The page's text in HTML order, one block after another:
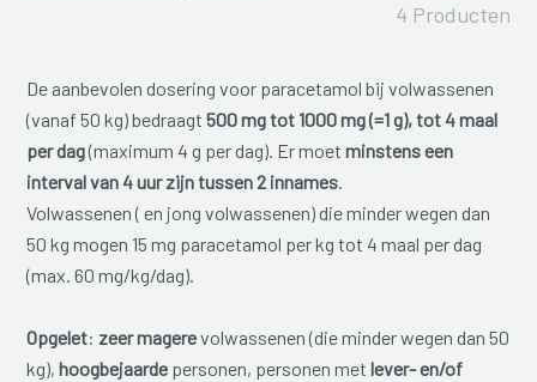
4 Producten
De aanbevolen dosering voor paracetamol bij volwassenen
(vanaf 50 kg) bedraagt500 mg tot 1000 mg (=1 g), tot 4 maal
per dag(maximum 4 g per dag). Er moetminstens een
interval van 4 uur zijn tussen 2 innames.
Volwassenen ( en jong volwassenen) die minder wegen dan
50 kg mogen 15 mg paracetamol per kg tot 4 maal per dag
(max. 60 mg/kg/dag).
Opgelet: zeer magerevolwassenen (die minder wegen dan 50
kg),hoogbejaarde personen, personen metlever- en/of